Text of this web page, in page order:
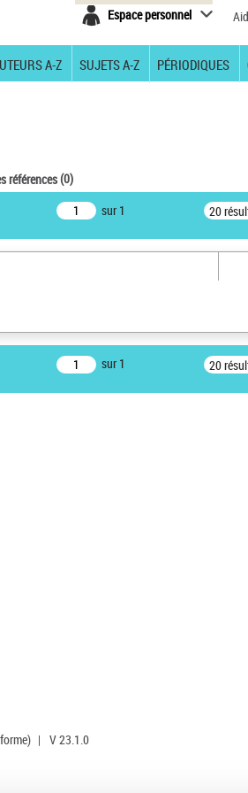
Espace personnel
A-Z SUJETS A-Z PÉRIODIQUES
références(0)
sur 1 20
sur 1 20
| V 23.1.0